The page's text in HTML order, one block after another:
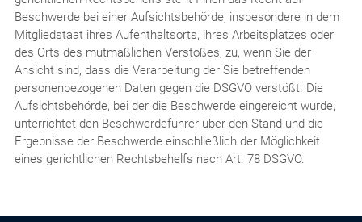
Beschwerde bei einer Aufsichtsbehörde, insbesondere in dem
Mitgliedstaat ihres Aufenthaltsorts, ihres Arbeitsplatzes oder
des Orts des mutmaßlichen Verstoßes, zu, wenn Sie der
Ansicht sind, dass die Verarbeitung der Sie betreffenden
personenbezogenen Daten gegen die DSGVO verstößt. Die
Aufsichtsbehörde, bei der die Beschwerde eingereicht wurde,
unterrichtet den Beschwerdeführer über den Stand und die
Ergebnisse der Beschwerde einschließlich der Möglichkeit
eines gerichtlichen Rechtsbehelfs nach Art. 78 DSGVO.